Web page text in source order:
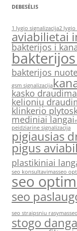
DEBESĖLIS
1 lygio signalizacija2 lygio
aviabilietai
bakterijos i
bakterijos
gsm signalizacija
kasko
kelionių
klinkerio plytos
mediniai langai
peidziarine signalizacija
pigiausias
pigus
plastikiniai
seo konsultavimasseo
seo
seo
seo straipsniu rasymas
stogo danga